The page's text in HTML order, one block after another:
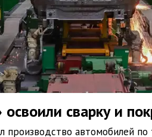
сварку и
производство автомобилей по